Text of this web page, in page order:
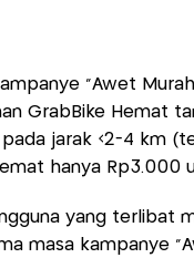
“Awet
GrabBike Hemat
jarak <2-4 km
hanya Rp3.000
yang terlibat
masa kampanye